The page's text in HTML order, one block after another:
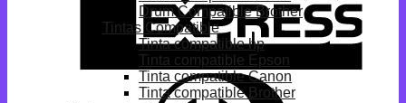
Drum Compatible Brother
Tintas Compatible
Tinta compatible hp
Tinta compatible Epson
Tinta compatible Canon
Tinta compatible Brother